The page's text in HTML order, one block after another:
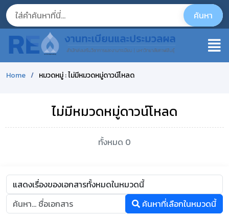
Home หมวดหมู่ : ไม่มีหมวดหมู่ดาวน์โหลด
ไม่มีหมวดหมู่ดาวน์โหลด
ทั้งหมด 0
ค้นหาที่เลือกในหมวดนี้